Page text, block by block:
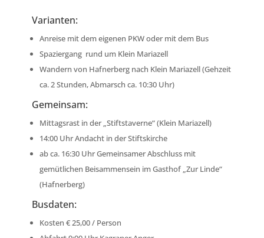
Varianten:
Anreise mit dem eigenen PKW oder mit dem Bus
Spaziergang rund um Klein Mariazell
Wandern von Hafnerberg nach Klein Mariazell (Gehzeit
ca. 2 Stunden, Abmarsch ca. 10:30 Uhr)
Gemeinsam:
Mittagsrast in der „Stiftstaverne“ (Klein Mariazell)
14:00 Uhr Andacht in der Stiftskirche
ab ca. 16:30 Uhr Gemeinsamer Abschluss mit
gemütlichen Beisammensein im Gasthof „Zur Linde“
(Hafnerberg)
Busdaten:
Kosten € 25,00 / Person